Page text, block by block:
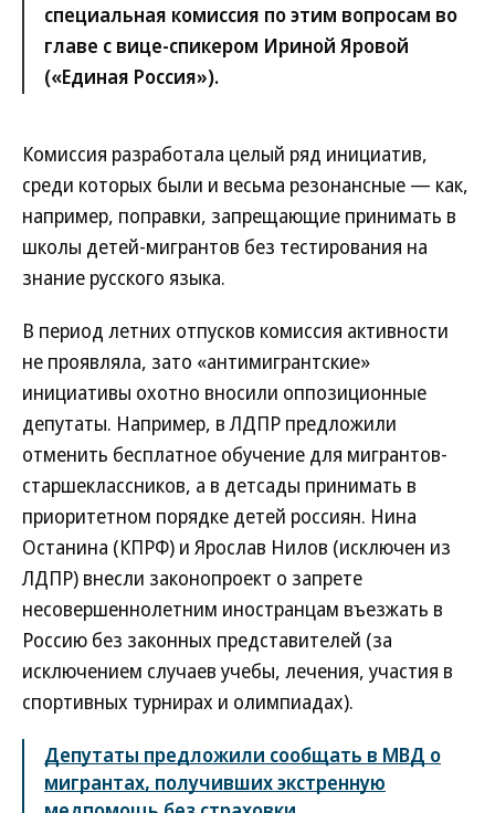
специальная комиссия по этим вопросам во
главе с вице-спикером Ириной Яровой
(«Единая Россия»).
Комиссия разработала целый ряд инициатив,
среди которых были и весьма резонансные — как,
например, поправки, запрещающие принимать в
школы детей-мигрантов без тестирования на
знание русского языка.
В период летних отпусков комиссия активности
не проявляла, зато «антимигрантские»
инициативы охотно вносили оппозиционные
депутаты. Например, в ЛДПР предложили
отменить бесплатное обучение для мигрантов-
старшеклассников, а в детсады принимать в
приоритетном порядке детей россиян. Нина
Останина (КПРФ) и Ярослав Нилов (исключен из
ЛДПР) внесли законопроект о запрете
несовершеннолетним иностранцам въезжать в
Россию без законных представителей (за
исключением случаев учебы, лечения, участия в
спортивных турнирах и олимпиадах).
Депутаты предложили сообщать в МВД о
мигрантах, получивших экстренную